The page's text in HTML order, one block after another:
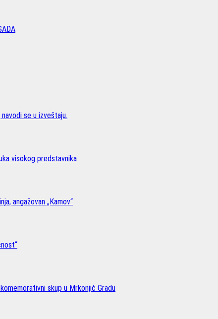
se u izveštaju.
visokog predstavnika
angažovan „Kamov“
skup u Mrkonjić Gradu